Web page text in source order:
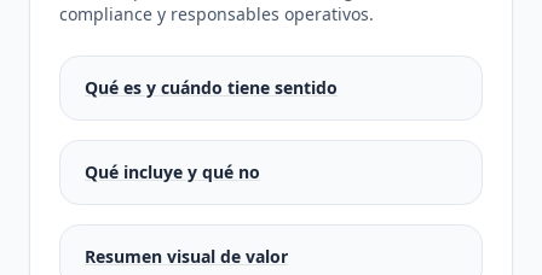
compliance y responsables operativos.
Qué es y cuándo tiene sentido
Qué incluye y qué no
Resumen visual de valor